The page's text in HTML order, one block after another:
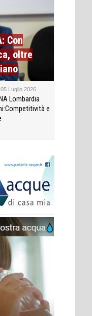
Con
oltre
Luglio 2026
Lombardia
e